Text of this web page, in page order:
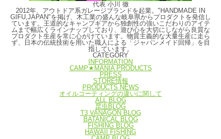
代表 小川 徹
2012年、アウトドア系ガレージブランドを起業。"HANDMADE IN
GIFU,JAPAN"を掲げ、木工業の盛んな岐阜県からプロダクトを発信し
ています。王道的なキャンプギアから独創性の強いこだわりのアイテ
ムまで幅広くラインナップしており、遊び心を大切にしながら良質な
プロダクト生産を常に心がけています。物質主義的な大量生産に走ら
ず、日本の伝統技術を用いた職人による「ジャパンメイド回帰」を目
指しています。
CATEGORY
INFORMATION
CAMP★MANIA PRODUCTS
PRESS
STORE情報
PRODUCTS NEWS
オイルコーティングの違いに関して
ALL BLOG
昆虫BLOG
T3 VANAGON BLOG
BATANICAL BLOG
FISHING BLOG
HAWAII FISHING